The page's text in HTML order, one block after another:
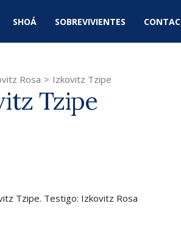
SHOÁ SOBREVIVIENTES
Rosa > Izkovitz Tzipe
Tzipe
Tzipe. Testigo: Izkovitz Rosa